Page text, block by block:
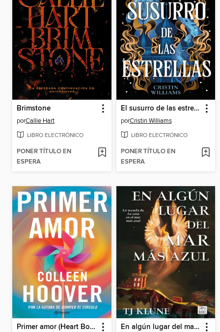
Brimstone
porCallie Hart
LIBRO ELECTRÓNICO
PONER TÍTULO EN
ESPERA
El susurro de las estrellas
porCristin Williams
LIBRO ELECTRÓNICO
PONER TÍTULO EN
ESPERA
Primer amor (Heart Bones) En algún lugar del mar más azul